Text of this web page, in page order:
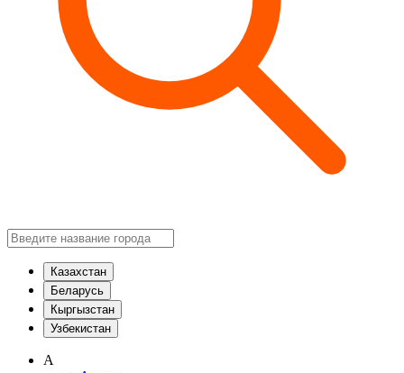
Казахстан
Беларусь
Кыргызстан
Узбекистан
А